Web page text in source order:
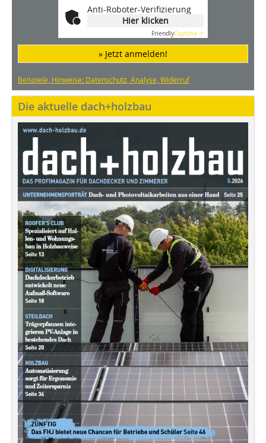
Anti-Roboter-Verifizierung
Hier klicken
FriendlyCaptcha ⇗
» Jetzt anmelden!
Beispiele, Hinweise: Datenschutz, Analyse, Widerruf
Die aktuelle dach+holzbau